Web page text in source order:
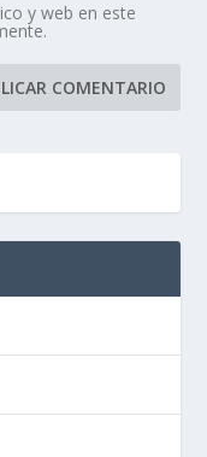
y web en este